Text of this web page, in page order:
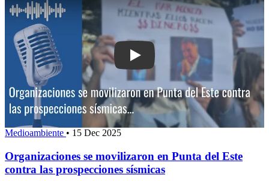
Play: Organizaciones se movilizaron
Medioambiente • 15 Dec 2025
Organizaciones se movilizaron en Punta del Este
contra las prospecciones sísmicas